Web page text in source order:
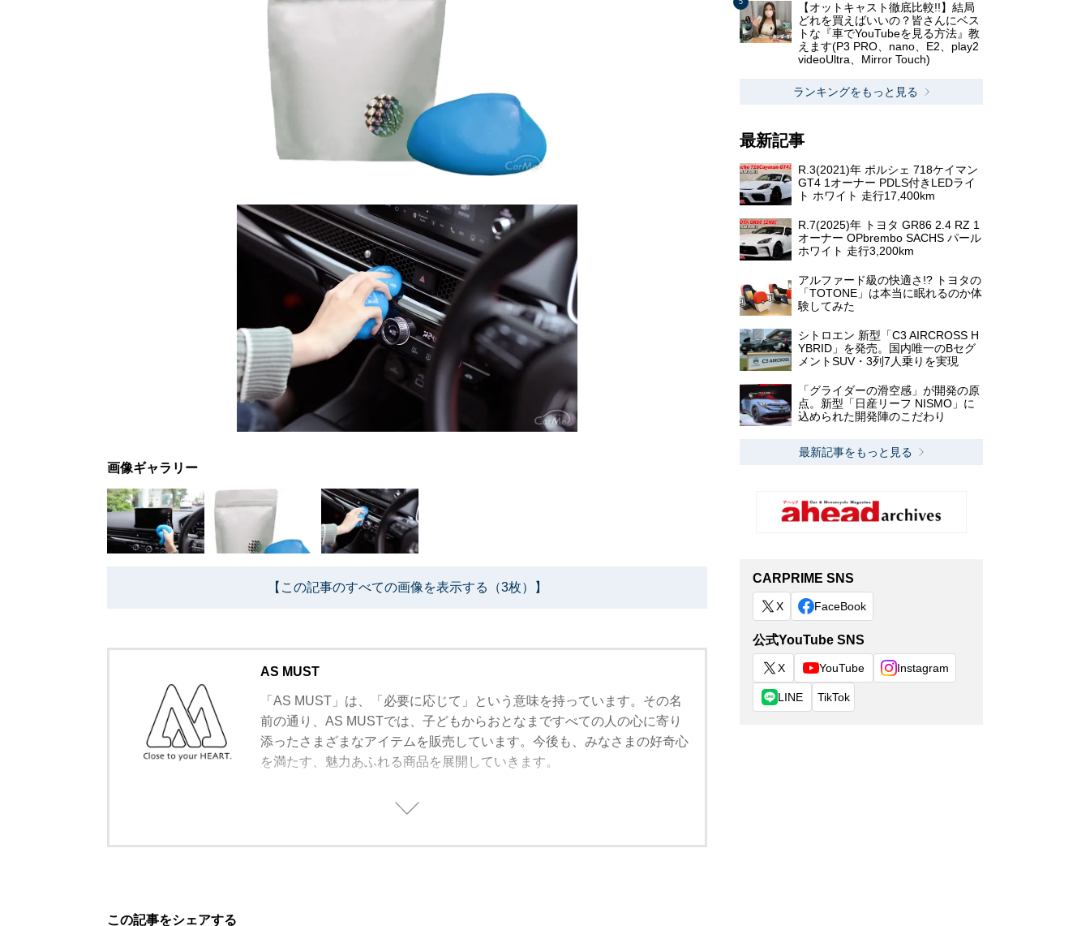
画像ギャラリー
【この記事のすべての画像を表示する（3枚）】
AS MUST
「AS MUST」は、「必要に応じて」という意味を持っています。その名
前の通り、AS MUSTでは、子どもからおとなまですべての人の心に寄り
添ったさまざまなアイテムを販売しています。今後も、みなさまの好奇心
を満たす、魅力あふれる商品を展開していきます。
この記事をシェアする
【オットキャスト徹底比較!!】結局
どれを買えばいいの？皆さんにベス
トな『車でYouTubeを見る方法』教
えます(P3 PRO、nano、E2、play2
videoUltra、Mirror Touch)
ランキングをもっと見る
最新記事
R.3(2021)年 ポルシェ 718ケイマン
GT4 1オーナー PDLS付きLEDライ
ト ホワイト 走行17,400km
R.7(2025)年 トヨタ GR86 2.4 RZ 1
オーナー OPbrembo SACHS パール
ホワイト 走行3,200km
アルファード級の快適さ!? トヨタの
「TOTONE」は本当に眠れるのか体
験してみた
シトロエン 新型「C3 AIRCROSS H
YBRID」を発売。国内唯一のBセグ
メントSUV・3列7人乗りを実現
「グライダーの滑空感」が開発の原
点。新型「日産リーフ NISMO」に
込められた開発陣のこだわり
最新記事をもっと見る
CARPRIME SNS
X FaceBook
公式YouTube SNS
X YouTube Instagram
LINE TikTok